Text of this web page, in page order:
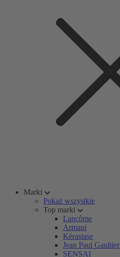
Marki
Pokaż wszystkie
Top marki
Lancôme
Armani
Kérastase
Jean Paul Gaultier
SENSAI